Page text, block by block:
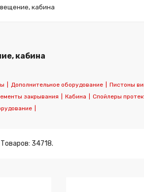
кабина
кабина
Дополнительное оборудование Пистоны
закрывания Кабина Спойлеры
Товаров: 34718.